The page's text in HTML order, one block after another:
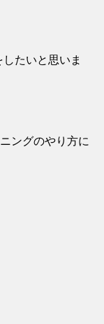
たいと思いま
ングのやり方に